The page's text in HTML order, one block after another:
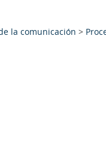
la comunicación >